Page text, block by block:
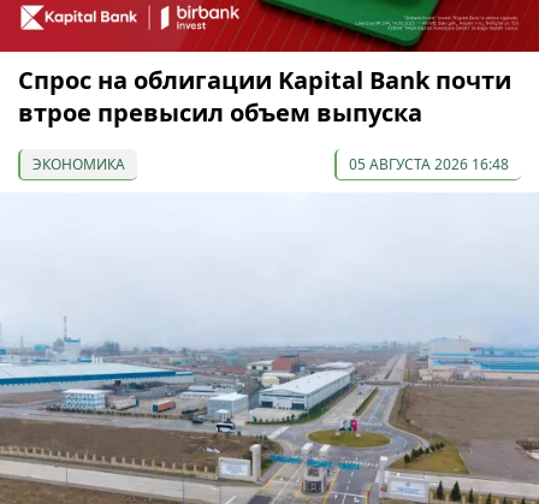
Спрос на облигации Kapital Bank почти
втрое превысил объем выпуска
ЭКОНОМИКА 05 АВГУСТА 2026 16:48